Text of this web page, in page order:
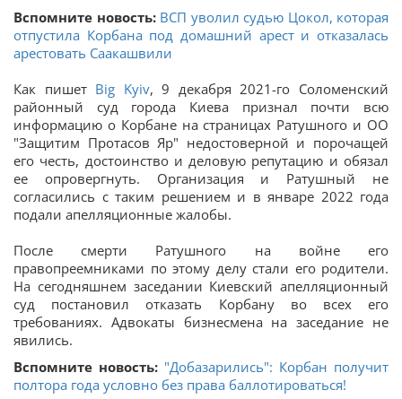
Вспомните новость: ВСП уволил судью Цокол, которая
отпустила Корбана под домашний арест и отказалась
арестовать Саакашвили
Как пишет Big Kyiv, 9 декабря 2021-го Соломенский
районный суд города Киева признал почти всю
информацию о Корбане на страницах Ратушного и ОО
"Защитим Протасов Яр" недостоверной и порочащей
его честь, достоинство и деловую репутацию и обязал
ее опровергнуть. Организация и Ратушный не
согласились с таким решением и в январе 2022 года
подали апелляционные жалобы.
После смерти Ратушного на войне его
правопреемниками по этому делу стали его родители.
На сегодняшнем заседании Киевский апелляционный
суд постановил отказать Корбану во всех его
требованиях. Адвокаты бизнесмена на заседание не
явились.
Вспомните новость: "Добазарились": Корбан получит
полтора года условно без права баллотироваться!